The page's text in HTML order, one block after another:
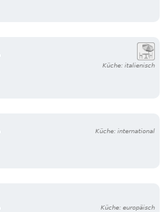
Küche: italienisch
Küche: international
Küche: europäisch